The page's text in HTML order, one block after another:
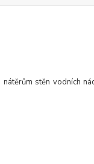
stěn vodních